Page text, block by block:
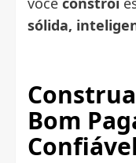
sólida,
Bom
Confiável